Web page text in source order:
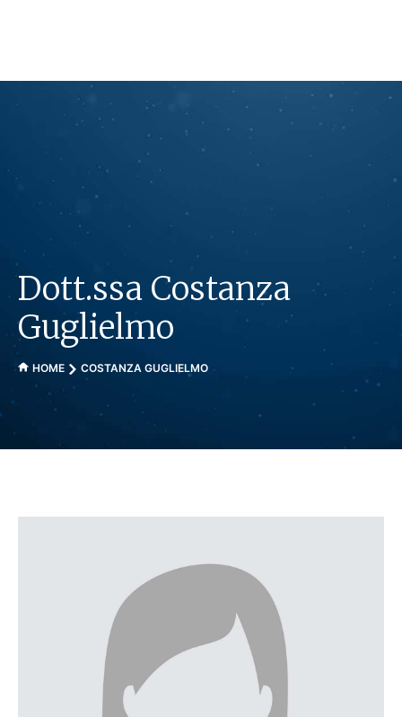
Dott.ssa Costanza
Guglielmo
HOME COSTANZA GUGLIELMO